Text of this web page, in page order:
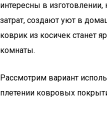
интересны в
затрат, создают уют в
коврик из косичек станет
комнаты.
Рассмотрим вариант
плетении ковровых